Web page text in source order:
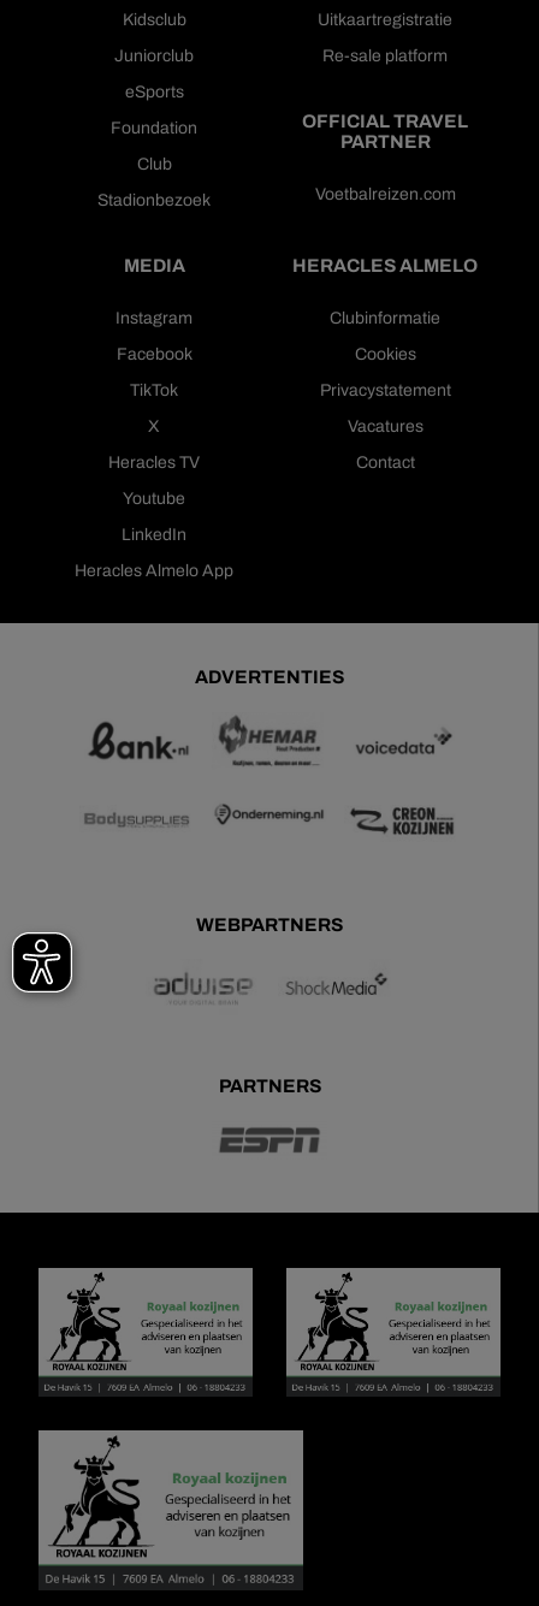
Kidsclub
Juniorclub
eSports
Foundation
Club
Stadionbezoek
Uitkaartregistratie
Re-sale platform
OFFICIAL TRAVEL
PARTNER
Voetbalreizen.com
MEDIA
Instagram
Facebook
TikTok
X
Heracles TV
Youtube
LinkedIn
Heracles Almelo App
HERACLES ALMELO
Clubinformatie
Cookies
Privacystatement
Vacatures
Contact
ADVERTENTIES
WEBPARTNERS
PARTNERS